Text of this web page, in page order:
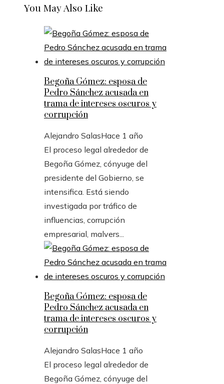
You May Also Like
Begoña Gómez: esposa de
Pedro Sánchez acusada en
trama de intereses oscuros y
corrupción
Alejandro SalasHace 1 año
El proceso legal alrededor de
Begoña Gómez, cónyuge del
presidente del Gobierno, se
intensifica. Está siendo
investigada por tráfico de
influencias, corrupción
empresarial, malvers...
Begoña Gómez: esposa de
Pedro Sánchez acusada en
trama de intereses oscuros y
corrupción
Alejandro SalasHace 1 año
El proceso legal alrededor de
Begoña Gómez, cónyuge del